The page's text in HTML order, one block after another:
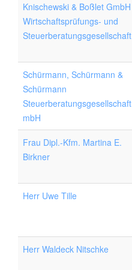
Knischewski & Boßlet GmbH
Wirtschaftsprüfungs- und
Steuerberatungsgesellschaft
Schürmann, Schürmann &
Schürmann
Steuerberatungsgesellschaft
mbH
Frau Dipl.-Kfm. Martina E.
Birkner
Herr Uwe Tille
Herr Waldeck Nitschke